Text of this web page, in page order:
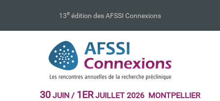
13e édition des AFSSI Connexions
30JUIN / 1ERJUILLET 2026 MONTPELLIER